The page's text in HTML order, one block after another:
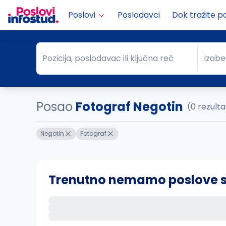
Poslovi Poslodavci Dok tražite
Pozicija, poslodavac ili ključna reč
Pozicija, poslodavac ili ključna reč Grad
Posao Fotograf Negotin (0
Negotin Fotograf
Trenutno nemamo poslove